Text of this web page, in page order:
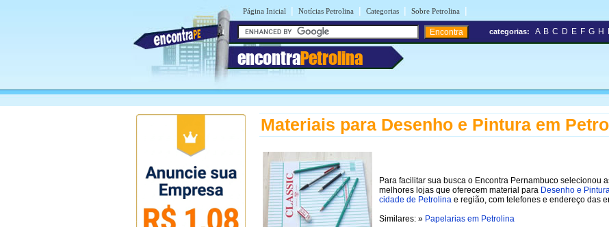
Página Inicial | Notícias Petrolina | Categorias | Sobre Petrolina |
encontraPetrolina
categorias: A B C D E F G H
Materiais para Desenho e Pintura em
Para facilitar sua busca o Encontra Pernambuco selecionou
melhores lojas que oferecem material para Desenho e
cidade de Petrolina e região, com telefones e endereço das
Similares: » Papelarias em Petrolina